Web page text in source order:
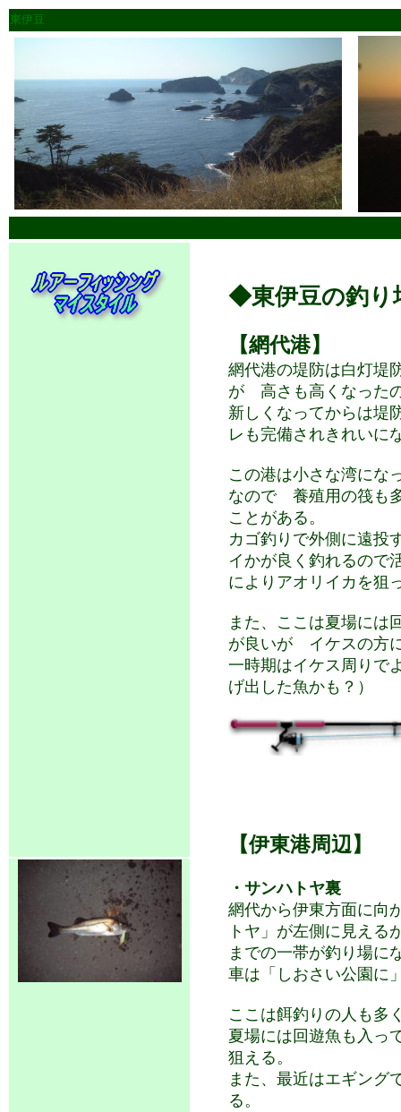
東伊豆
◆東伊豆の釣
【網代港】
網代港の堤防は白灯堤
が 高さも高くなった
新しくなってからは堤
レも完備されきれいに
この港は小さな湾に
なので 養殖用の筏も
ことがある。
カゴ釣りで外側に遠投
イかが良く釣れるの
によりアオリイカを狙
また、ここは夏場には
が良いが イケスの方
一時期はイケス周りで
げ出した魚かも？）
【伊東港周辺】
・サンハトヤ裏
網代から伊東方面に向
トヤ」が左側に見え
までの一帯が釣り場に
車は「しおさい公園に
ここは餌釣りの人も
夏場には回遊魚も入っ
狙える。
また、最近はエギング
る。